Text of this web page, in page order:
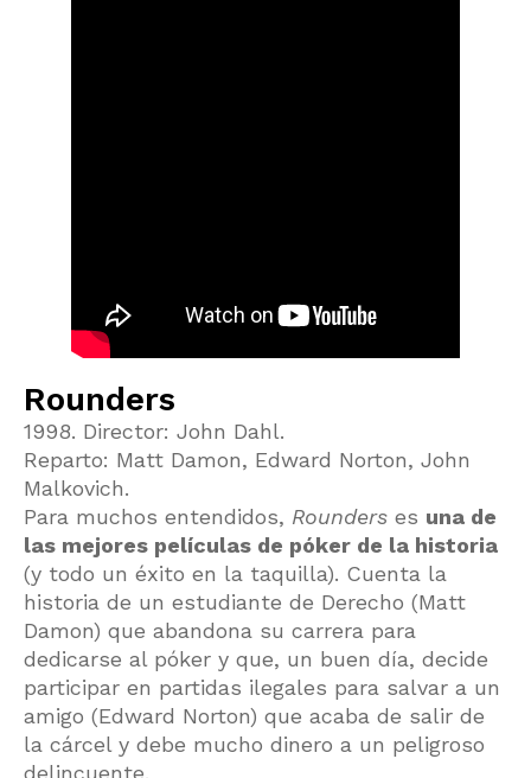
Rounders
1998. Director: John Dahl.
Reparto: Matt Damon, Edward Norton, John
Malkovich.
Para muchos entendidos, Rounders es una de
las mejores películas de póker de la historia
(y todo un éxito en la taquilla). Cuenta la
historia de un estudiante de Derecho (Matt
Damon) que abandona su carrera para
dedicarse al póker y que, un buen día, decide
participar en partidas ilegales para salvar a un
amigo (Edward Norton) que acaba de salir de
la cárcel y debe mucho dinero a un peligroso
delincuente.